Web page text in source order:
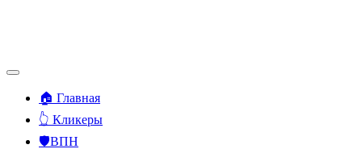
🏠 Главная
👆 Кликеры
🛡️ВПН